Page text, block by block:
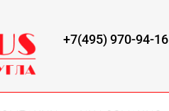
+7(495) 970-94-16